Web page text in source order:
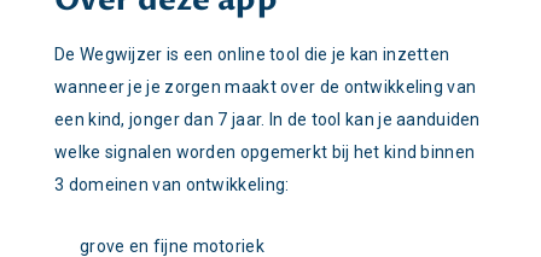
De Wegwijzer is een online tool die je kan inzetten
wanneer je je zorgen maakt over de ontwikkeling van
een kind, jonger dan 7 jaar. In de tool kan je aanduiden
welke signalen worden opgemerkt bij het kind binnen
3 domeinen van ontwikkeling:
grove en fijne motoriek